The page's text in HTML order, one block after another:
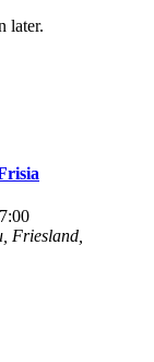
later.
Friesland,